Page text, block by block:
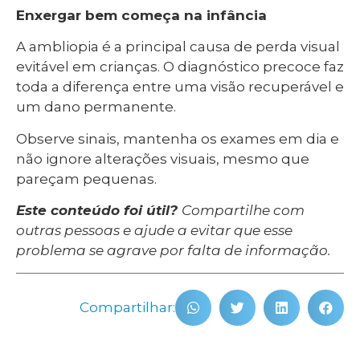
Enxergar bem começa na infância
A ambliopia é a principal causa de perda visual
evitável em crianças. O diagnóstico precoce faz
toda a diferença entre uma visão recuperável e
um dano permanente.
Observe sinais, mantenha os exames em dia e
não ignore alterações visuais, mesmo que
pareçam pequenas.
Este conteúdo foi útil? Compartilhe com
outras pessoas e ajude a evitar que esse
problema se agrave por falta de informação.
Compartilhar: